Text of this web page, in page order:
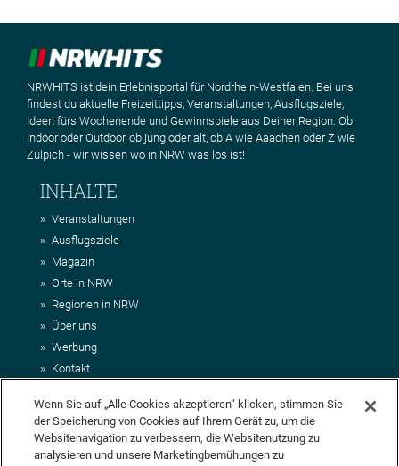
NRWHITS ist dein Erlebnisportal für Nordrhein-Westfalen. Bei uns
findest du aktuelle Freizeittipps, Veranstaltungen, Ausflugsziele,
Ideen fürs Wochenende und Gewinnspiele aus Deiner Region. Ob
Indoor oder Outdoor, ob jung oder alt, ob A wie Aaachen oder Z wie
Zülpich - wir wissen wo in NRW was los ist!
INHALTE
Veranstaltungen
Ausflugsziele
Magazin
Orte in NRW
Regionen in NRW
Über uns
Werbung
Kontakt
AGB
Datenschutz
DEIN VORSCHLAG FÜR NRWHITS
Wenn Sie auf „Alle Cookies akzeptieren“ klicken, stimmen Sie
der Speicherung von Cookies auf Ihrem Gerät zu, um die
Websitenavigation zu verbessern, die Websitenutzung zu
analysieren und unsere Marketingbemühungen zu